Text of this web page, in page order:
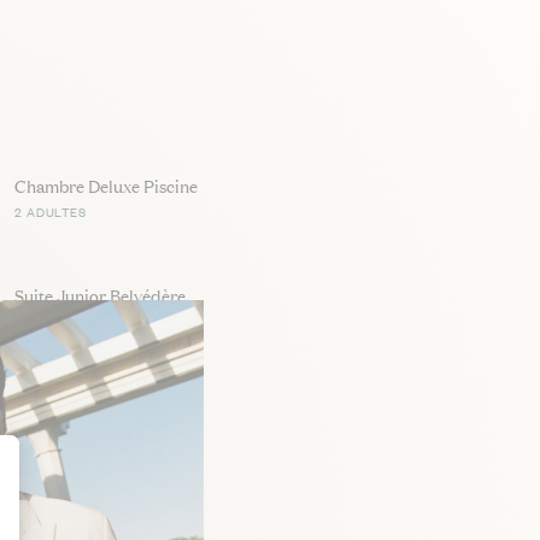
Chambre Deluxe Piscine
2 ADULTES
Suite Junior Belvédère
2 ADULTES
Suite Riviera
2 ADULTES
Suite à 2 Chambres